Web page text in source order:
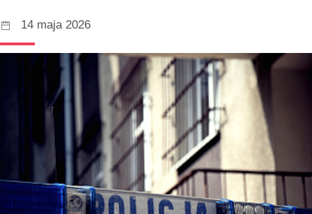
14 maja 2026